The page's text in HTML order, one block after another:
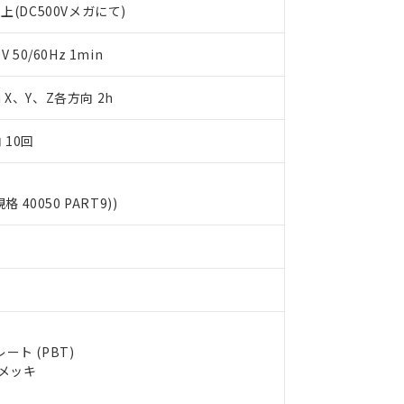
(DC500Vメガにて)
50/60Hz 1min
、Y、Z各方向 2h
10回
格 40050 PART9))
ート (PBT)
ッキ
ます。
質）の非含有証明書
書（当社基準）
点で非含有を証明するもので、過去に遡って非含有を証明するも
タル酸エステル類４物質の対応では、対応完了までの期間は出
欄に対応日を記載しておりました。
への在庫切替を完了していることから、特段のことがない限り、